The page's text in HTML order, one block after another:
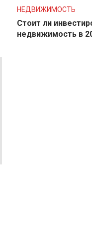
НЕДВИЖИМОСТЬ
Стоит ли
недвижимость в